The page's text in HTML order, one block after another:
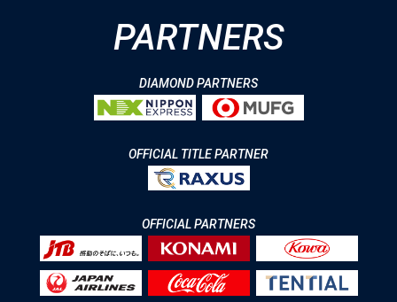
PARTNERS
DIAMOND PARTNERS
OFFICIAL TITLE PARTNER
OFFICIAL PARTNERS